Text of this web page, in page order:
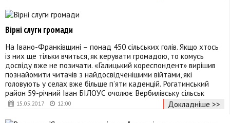
15.05.2017 12:00
Вірні слуги громади
На Івано-Франківщині – понад 450 сільських голів. Якщо хтось
із них ще тільки вчиться, як керувати громадою, то комусь
досвіду вже не позичати. «Галицький кореспондент» вирішив
познайомити читачів з найдосвідченішими війтами, які
головують у селах вже більше п’яти каденцій. Рогатинський
район 59-річний Іван БІЛОУС очолює Вербилівську сільськ
Докладніше >>